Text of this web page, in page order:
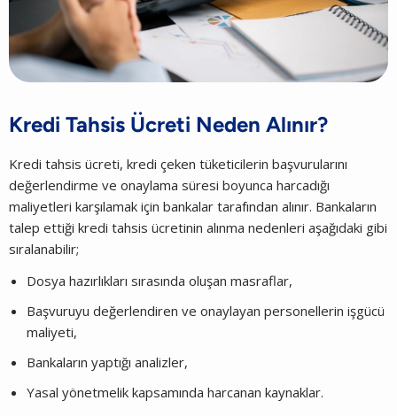
Kredi Tahsis Ücreti Neden Alınır?
Kredi tahsis ücreti, kredi çeken tüketicilerin başvurularını
değerlendirme ve onaylama süresi boyunca harcadığı
maliyetleri karşılamak için bankalar tarafından alınır. Bankaların
talep ettiği kredi tahsis ücretinin alınma nedenleri aşağıdaki gibi
sıralanabilir;
Dosya hazırlıkları sırasında oluşan masraflar,
Başvuruyu değerlendiren ve onaylayan personellerin işgücü
maliyeti,
Bankaların yaptığı analizler,
Yasal yönetmelik kapsamında harcanan kaynaklar.